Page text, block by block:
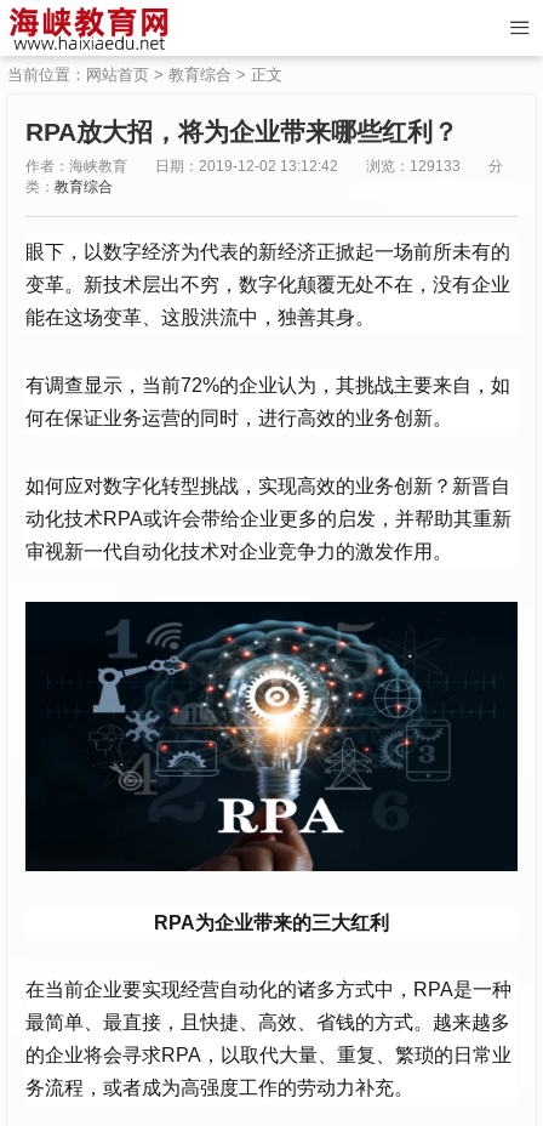
当前位置： 网站首页 > 教育综合 > 正文
RPA放大招，将为企业带来哪些红利？
作者：海峡教育 日期：2019-12-02 13:12:42 浏览：129133
分
类： 教育综合
眼下，以数字经济为代表的新经济正掀起一场前所未有的
变革。新技术层出不穷，数字化颠覆无处不在，没有企业
能在这场变革、这股洪流中，独善其身。
有调查显示，当前72%的企业认为，其挑战主要来自，如
何在保证业务运营的同时，进行高效的业务创新。
如何应对数字化转型挑战，实现高效的业务创新？新晋自
动化技术RPA或许会带给企业更多的启发，并帮助其重新
审视新一代自动化技术对企业竞争力的激发作用。
RPA为企业带来的三大红利
在当前企业要实现经营自动化的诸多方式中，RPA是一种
最简单、最直接，且快捷、高效、省钱的方式。越来越多
的企业将会寻求RPA，以取代大量、重复、繁琐的日常业
务流程，或者成为高强度工作的劳动力补充。